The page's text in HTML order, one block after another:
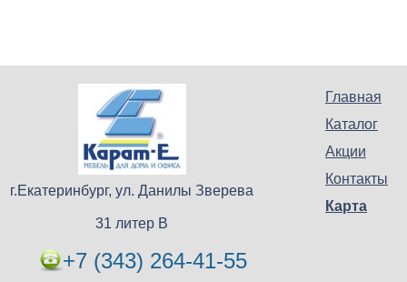
Главная
Каталог
Акции
Контакты
Карта
г.Екатеринбург, ул. Данилы Зверева
31 литер В
+7 (343) 264-41-55